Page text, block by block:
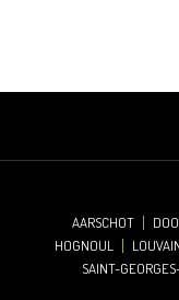
AARSCHOT
HOGNOUL
SAINT-